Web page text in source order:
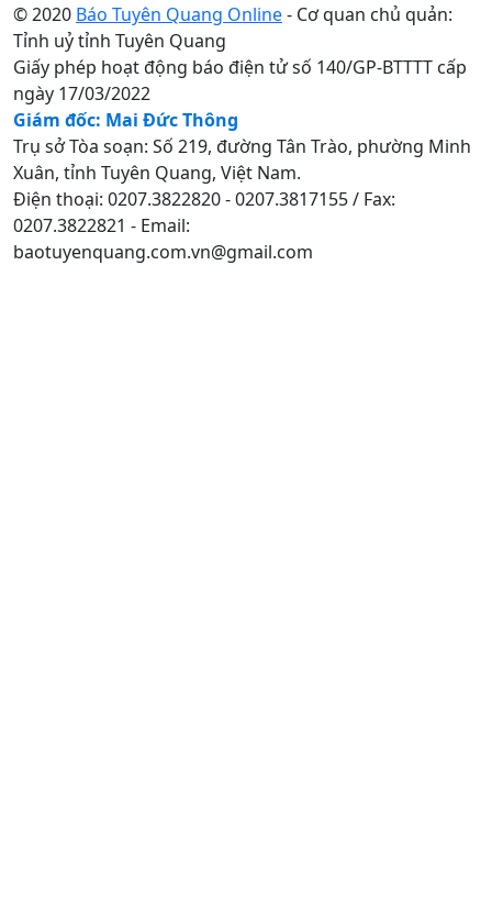
© 2020 Báo Tuyên Quang Online- Cơ quan chủ quản:
Tỉnh uỷ tỉnh Tuyên Quang
Giấy phép hoạt động báo điện tử số 140/GP-BTTTT cấp
ngày 17/03/2022
Giám đốc: Mai Đức Thông
Trụ sở Tòa soạn: Số 219, đường Tân Trào, phường Minh
Xuân, tỉnh Tuyên Quang, Việt Nam.
Điện thoại: 0207.3822820 - 0207.3817155 / Fax:
0207.3822821 - Email:
baotuyenquang.com.vn@gmail.com